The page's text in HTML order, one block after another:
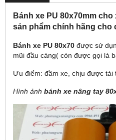
Bánh xe PU 80x70mm
sản phẩm chính hãng
Bánh xe PU 80x70 được sử
mũi đầu càng( còn được gọi là
Ưu điểm: đầm xe, chịu được tải
Hình ảnh bánh xe nâng tay